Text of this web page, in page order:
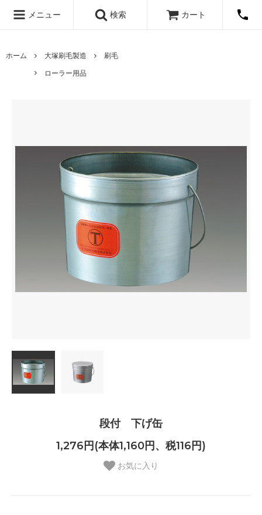
メニュー 検索 カート
ホーム 大塚刷毛製造
刷毛
ローラー用品
段付 下げ缶
1,276円(本体1,160円、税116円)
お気に入り